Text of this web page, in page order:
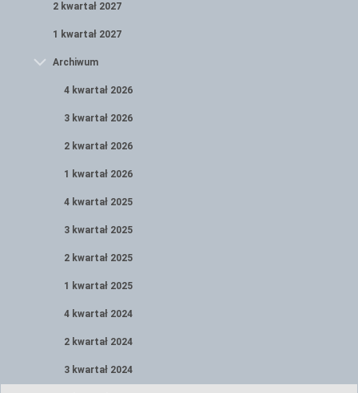
2 kwartał 2027
1 kwartał 2027
Archiwum
4 kwartał 2026
3 kwartał 2026
2 kwartał 2026
1 kwartał 2026
4 kwartał 2025
3 kwartał 2025
2 kwartał 2025
1 kwartał 2025
4 kwartał 2024
2 kwartał 2024
3 kwartał 2024